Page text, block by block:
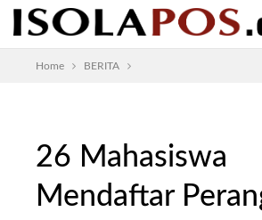
Home BERITA
26 Mahasiswa
Mendaftar